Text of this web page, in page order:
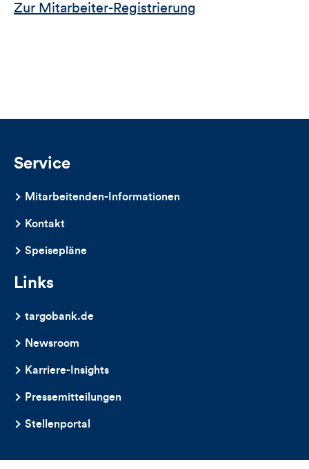
Zur Mitarbeiter-Registrierung
Service
Mitarbeitenden-Informationen
Kontakt
Speisepläne
Links
targobank.de
Newsroom
Karriere-Insights
Pressemitteilungen
Stellenportal